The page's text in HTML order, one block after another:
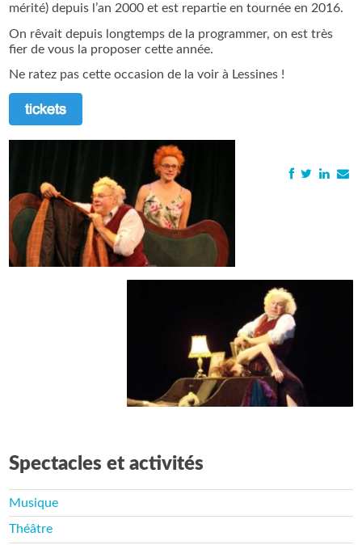
mérité) depuis l’an 2000 et est repartie en tournée en 2016.
On rêvait depuis longtemps de la programmer, on est très
fier de vous la proposer cette année.
Ne ratez pas cette occasion de la voir à Lessines !
Spectacles et activités
Musique
Théâtre